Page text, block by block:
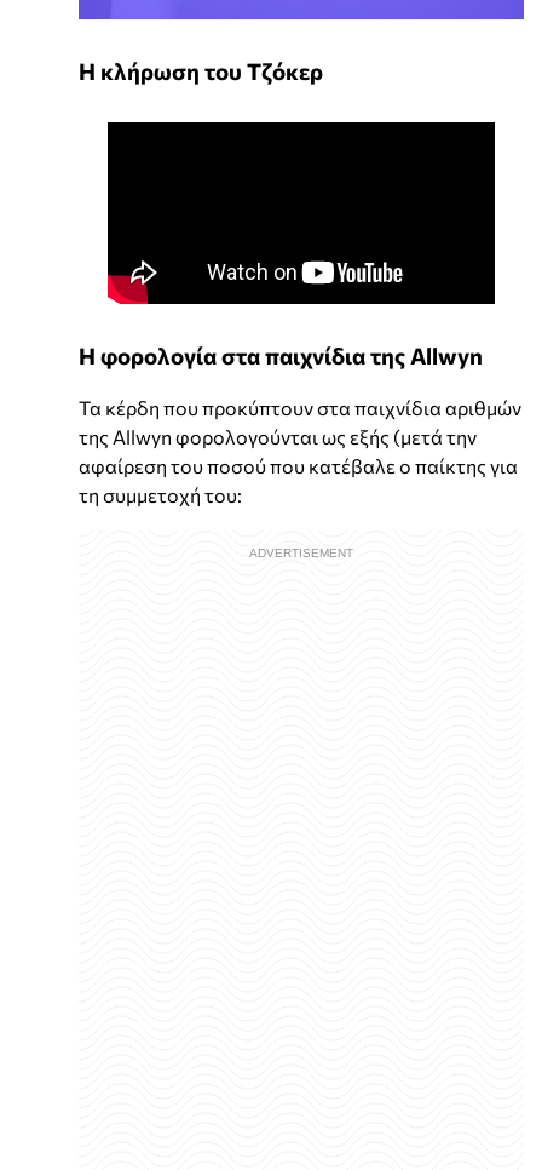
Η κλήρωση του Τζόκερ
Η φορολογία στα παιχνίδια της Allwyn
Τα κέρδη που προκύπτουν στα παιχνίδια αριθμών
της Allwyn φορολογούνται ως εξής (μετά την
αφαίρεση του ποσού που κατέβαλε ο παίκτης για
τη συμμετοχή του: